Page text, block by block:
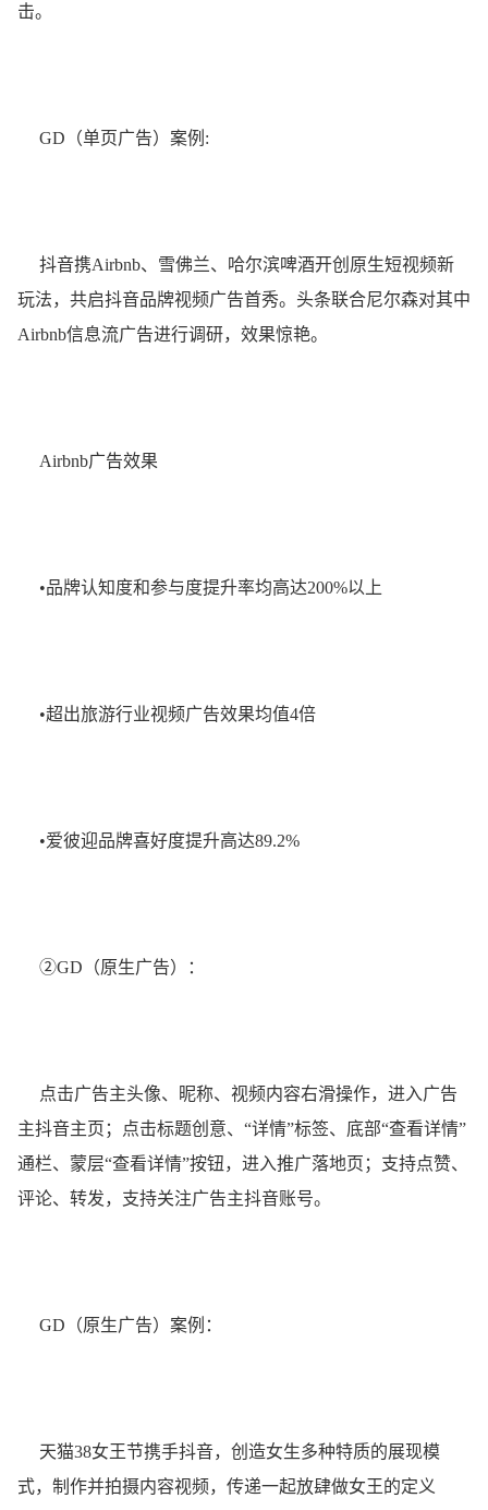
击。
GD（单页广告）案例:
抖音携Airbnb、雪佛兰、哈尔滨啤酒开创原生短视频新
玩法，共启抖音品牌视频广告首秀。头条联合尼尔森对其中
Airbnb信息流广告进行调研，效果惊艳。
Airbnb广告效果
•品牌认知度和参与度提升率均高达200%以上
•超出旅游行业视频广告效果均值4倍
•爱彼迎品牌喜好度提升高达89.2%
②GD（原生广告）：
点击广告主头像、昵称、视频内容右滑操作，进入广告
主抖音主页；点击标题创意、“详情”标签、底部“查看详情”
通栏、蒙层“查看详情”按钮，进入推广落地页；支持点赞、
评论、转发，支持关注广告主抖音账号。
GD（原生广告）案例：
天猫38女王节携手抖音，创造女生多种特质的展现模
式，制作并拍摄内容视频，传递一起放肆做女王的定义